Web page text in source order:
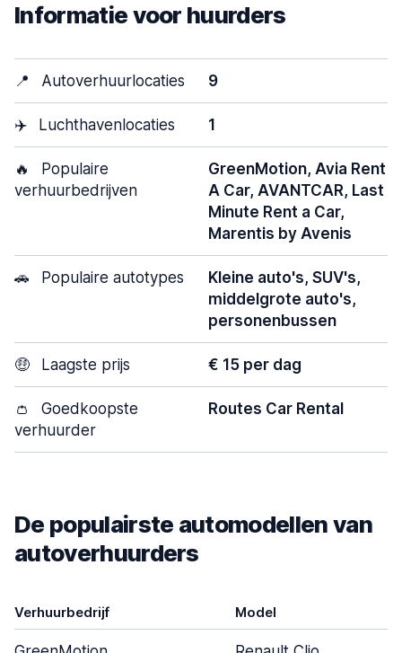
Informatie voor huurders
📍 Autoverhuurlocaties 9
✈️ Luchthavenlocaties 1
🔥
Populaire
verhuurbedrijven
GreenMotion, Avia Rent
A Car, AVANTCAR, Last
Minute Rent a Car,
Marentis by Avenis
🚗 Populaire autotypes
Kleine auto's, SUV's,
middelgrote auto's,
personenbussen
🤑 Laagste prijs € 15 per dag
👛
Goedkoopste
verhuurder
Routes Car Rental
De populairste automodellen van
autoverhuurders
Verhuurbedrijf Model